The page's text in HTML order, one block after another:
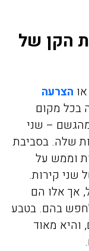
הקן של
הצרעה
בכל מקום
– שני
שלה. בסביבת
וממש על
שני קירות.
אך אלו הם
בהם. בטבע
והיא מאוד